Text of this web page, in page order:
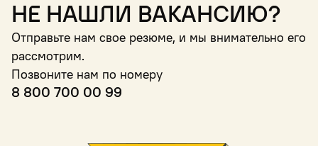
Не нашли вакансию?
Отправьте нам свое резюме, и мы внимательно его
рассмотрим.
Позвоните нам по номеру
8 800 700 00 99